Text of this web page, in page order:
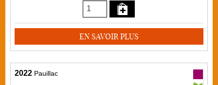
EN SAVOIR PLUS
2022 Pauillac